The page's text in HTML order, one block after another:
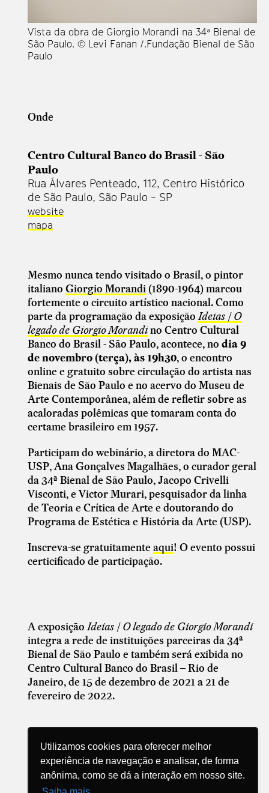
Utilizamos cookies para oferecer melhor
experiência de navegação e analisar, de forma
anônima, como se dá a interação em nosso site.
Vista da obra de Giorgio Morandi na 34ª Bienal de
São Paulo. © Levi Fanan /.Fundação Bienal de São
Paulo
Onde
Centro Cultural Banco do Brasil - São
Paulo
Rua Álvares Penteado, 112, Centro Histórico
de São Paulo, São Paulo - SP
website
mapa
Mesmo nunca tendo visitado o Brasil, o pintor
italiano Giorgio Morandi (1890-1964) marcou
fortemente o circuito artístico nacional. Como
parte da programação da exposiçãoIdeias | O
legado de Giorgio Morandino Centro Cultural
Banco do Brasil - São Paulo, acontece, no dia 9
de novembro (terça), às 19h30, o encontro
online e gratuito sobre circulação do artista nas
Bienais de São Paulo e no acervo do Museu de
Arte Contemporânea, além de refletir sobre as
acaloradas polêmicas que tomaram conta do
certame brasileiro em 1957.
Participam do webinário, a diretora do MAC-
USP, Ana Gonçalves Magalhães, o curador geral
da 34ª Bienal de São Paulo, Jacopo Crivelli
Visconti, e Victor Murari, pesquisador da linha
de Teoria e Crítica de Arte e doutorando do
Programa de Estética e História da Arte (USP).
Inscreva-se gratuitamente aqui! O evento possui
certicificado de participação.
A exposiçãoIdeias | O legado de Giorgio Morandi
integra a rede de instituições parceiras da 34ª
Bienal de São Paulo e também será exibida no
Centro Cultural Banco do Brasil – Rio de
Janeiro, de 15 de dezembro de 2021 a 21 de
fevereiro de 2022.